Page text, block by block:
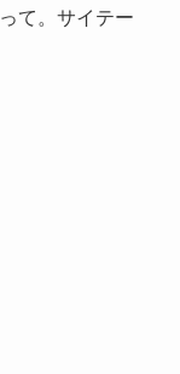
て。サイテー